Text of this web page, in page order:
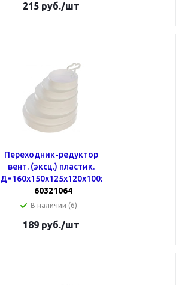
215 руб./шт
Переходник-редуктор
вент. (эксц.) пластик.
Д=160х150х125х120х100х80
60321064
В наличии (6)
189 руб./шт